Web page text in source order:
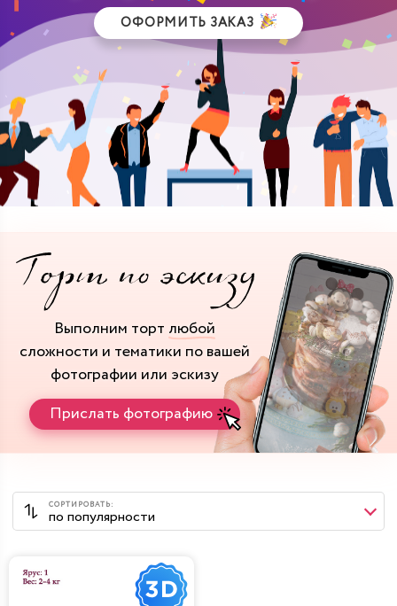
ОФОРМИТЬ ЗАКАЗ
Выполним торт любой
сложности и тематики по вашей
фотографии или эскизу
Прислать фотографию